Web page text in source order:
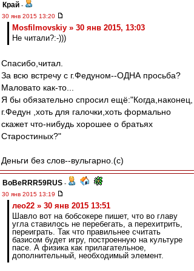
Край -
30 янв 2015 13:20
Mosfilmovskiy » 30 янв 2015, 13:03
Не читали?:-)))
Спасибо,читал.
За всю встречу с г.Федуном--ОДНА просьба?
Маловато как-то...
Я бы обязательно спросил ещё:"Когда,наконец,
г.Федун ,хоть для галочки,хоть формально
скажет что-нибудь хорошее о братьях
Старостиных?"
Деньги без слов--вульгарно.(с)
BoBeRRR59RUS -
30 янв 2015 13:19
лео22 » 30 янв 2015 13:51
Шавло вот на бобсокере пишет, что во главу
угла ставилось не перебегать, а перехитрить,
переиграть. Так что правильнее считать
базисом будет игру, построенную на культуре
пасе. А физика как прилагательное,
дополнительный, необходимый элемент.